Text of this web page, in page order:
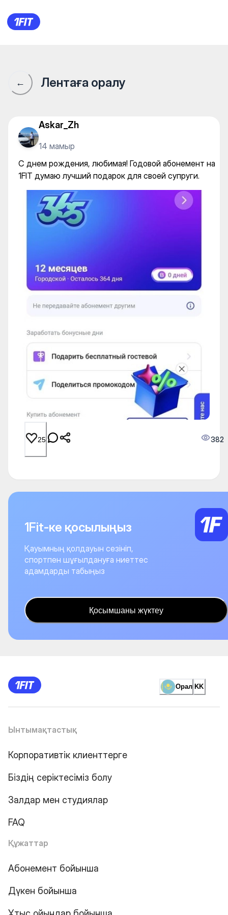
С днем рождения,
← Лентаға оралу
Askar_Zh
14 мамыр
С днем рождения, любимая! Годовой абонемент на
1FIT думаю лучший подарок для своей супруги.
25 382
1Fit-ке қосылыңыз
Қауымның қолдауын сезініп,
спортпен шұғылдануға ниеттес
адамдарды табыңыз
Қосымшаны жүктеу
Орал KK
Ынтымақтастық
Корпоративтік клиенттерге
Біздің серіктесіміз болу
Залдар мен студиялар
FAQ
Құжаттар
Абонемент бойынша
Дүкен бойынша